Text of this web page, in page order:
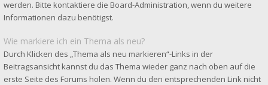
werden. Bitte kontaktiere die Board-Administration, wenn du weitere
Informationen dazu benötigst.
Wie markiere ich ein Thema als neu?
Durch Klicken des „Thema als neu markieren“-Links in der
Beitragsansicht kannst du das Thema wieder ganz nach oben auf die
erste Seite des Forums holen. Wenn du den entsprechenden Link nicht